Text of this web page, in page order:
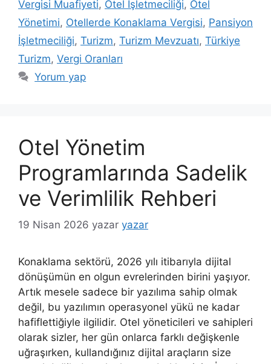
Vergisi Muafiyeti, Otel İşletmeciliği, Otel
Yönetimi, Otellerde Konaklama Vergisi, Pansiyon
İşletmeciliği, Turizm, Turizm Mevzuatı, Türkiye
Turizm, Vergi Oranları
Yorum yap
Otel Yönetim
Programlarında Sadelik
ve Verimlilik Rehberi
19 Nisan 2026 yazar yazar
Konaklama sektörü, 2026 yılı itibarıyla dijital
dönüşümün en olgun evrelerinden birini yaşıyor.
Artık mesele sadece bir yazılıma sahip olmak
değil, bu yazılımın operasyonel yükü ne kadar
hafiflettiğiyle ilgilidir. Otel yöneticileri ve sahipleri
olarak sizler, her gün onlarca farklı değişkenle
uğraşırken, kullandığınız dijital araçların size